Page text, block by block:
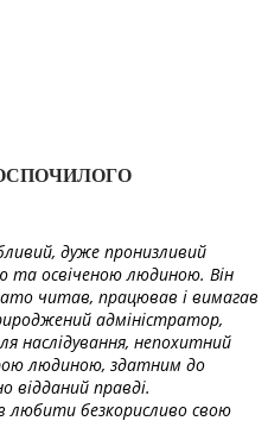
дуже пронизливий
та освіченою людиною. Він
читав, працював і вимагав
адміністратор,
наслідування, непохитний
людиною, здатним до
відданий правді.
любити безкорисливо свою